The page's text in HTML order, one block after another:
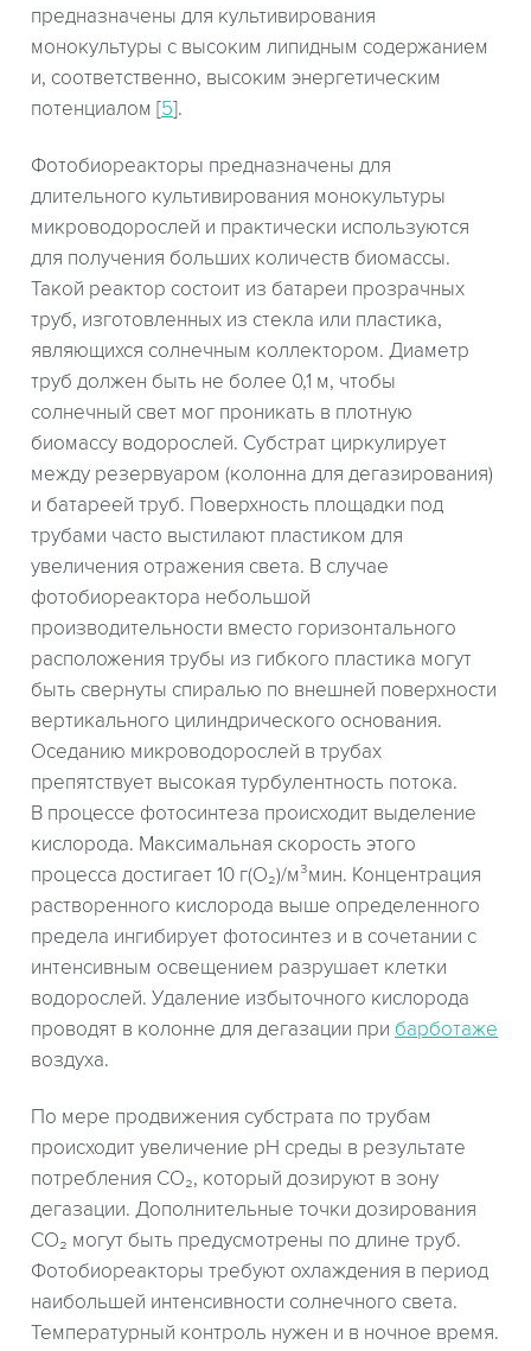
предназначены для культивирования
монокультуры с высоким липидным содержанием
и, соответственно, высоким энергетическим
потенциалом [5].
Фотобиореакторы предназначены для
длительного культивирования монокультуры
микроводорослей и практически используются
для получения больших количеств биомассы.
Такой реактор состоит из батареи прозрачных
труб, изготовленных из стекла или пластика,
являющихся солнечным коллектором. Диаметр
труб должен быть не более 0,1 м, чтобы
солнечный свет мог проникать в плотную
биомассу водорослей. Субстрат циркулирует
между резервуаром (колонна для дегазирования)
и батареей труб. Поверхность площадки под
трубами часто выстилают пластиком для
увеличения отражения света. В случае
фотобиореактора небольшой
производительности вместо горизонтального
расположения трубы из гибкого пластика могут
быть свернуты спиралью по внешней поверхности
вертикального цилиндрического основания.
Оседанию микроводорослей в трубах
препятствует высокая турбулентность потока.
В процессе фотосинтеза происходит выделение
кислорода. Максимальная скорость этого
процесса достигает 10 г(О₂)/м³мин. Концентрация
растворенного кислорода выше определенного
предела ингибирует фотосинтез и в сочетании с
интенсивным освещением разрушает клетки
водорослей. Удаление избыточного кислорода
проводят в колонне для дегазации при барботаже
воздуха.
По мере продвижения субстрата по трубам
происходит увеличение рН среды в результате
потребления СО₂, который дозируют в зону
дегазации. Дополнительные точки дозирования
СО₂ могут быть предусмотрены по длине труб.
Фотобиореакторы требуют охлаждения в период
наибольшей интенсивности солнечного света.
Температурный контроль нужен и в ночное время.